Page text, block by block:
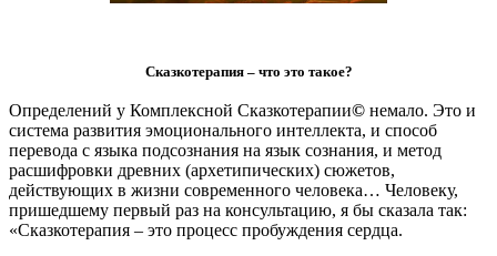
Сказкотерапия – что это такое?
Определений у Комплексной Сказкотерапии© немало. Это и
система развития эмоционального интеллекта, и способ
перевода с языка подсознания на язык сознания, и метод
расшифровки древних (архетипических) сюжетов,
действующих в жизни современного человека… Человеку,
пришедшему первый раз на консультацию, я бы сказала так:
«Сказкотерапия – это процесс пробуждения сердца.